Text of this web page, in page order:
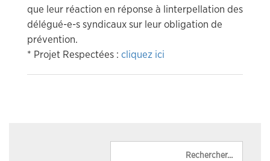
que leur réaction en réponse à linterpellation des
délégué-e-s syndicaux sur leur obligation de
prévention.
* Projet Respectées : cliquez ici